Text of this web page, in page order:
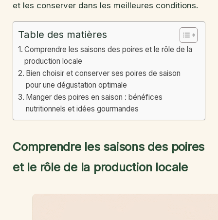
et les conserver dans les meilleures conditions.
Table des matières
Comprendre les saisons des poires et le rôle de la
production locale
Bien choisir et conserver ses poires de saison
pour une dégustation optimale
Manger des poires en saison : bénéfices
nutritionnels et idées gourmandes
Comprendre les saisons des poires
et le rôle de la production locale